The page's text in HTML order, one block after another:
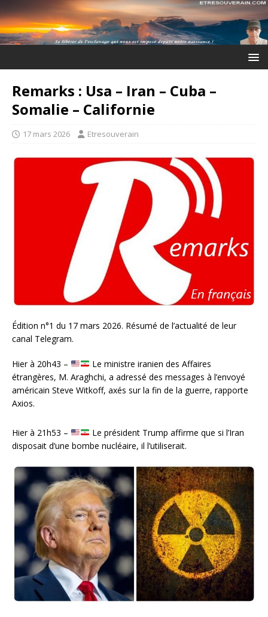
Remarks : Usa – Iran – Cuba –
Somalie – Californie
17 mars 2026 Etresouverain
Édition n°1 du 17 mars 2026. Résumé de l’actualité de leur
canal Telegram.
Hier à 20h43 –
Le ministre iranien des Affaires
étrangères, M. Araghchi, a adressé des messages à l’envoyé
américain Steve Witkoff, axés sur la fin de la guerre, rapporte
Axios.
Hier à 21h53 –
Le président Trump affirme que si l’Iran
disposait d’une bombe nucléaire, il l’utiliserait.